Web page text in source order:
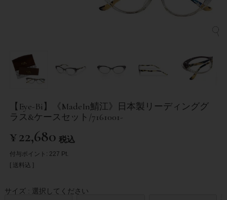
【Eye-Bi】《MadeIn鯖江》日本製リーディンググ
ラス&ケースセット/7161001-
¥22,680 税込
付与ポイント: 227 Pt.
送料込
サイズ
選択してください